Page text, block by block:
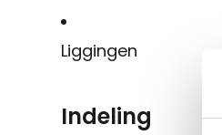
Liggingen
Indeling